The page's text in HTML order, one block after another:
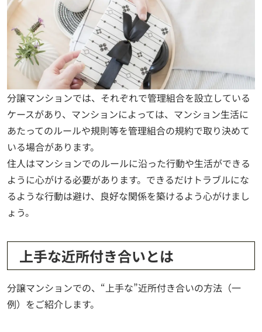
分譲マンションでは、それぞれで管理組合を設立している
ケースがあり、マンションによっては、マンション生活に
あたってのルールや規則等を管理組合の規約で取り決めて
いる場合があります。
住人はマンションでのルールに沿った行動や生活ができる
ように心がける必要があります。できるだけトラブルにな
るような行動は避け、良好な関係を築けるよう心がけまし
ょう。
上手な近所付き合いとは
分譲マンションでの、“上手な”近所付き合いの方法（一
例）をご紹介します。